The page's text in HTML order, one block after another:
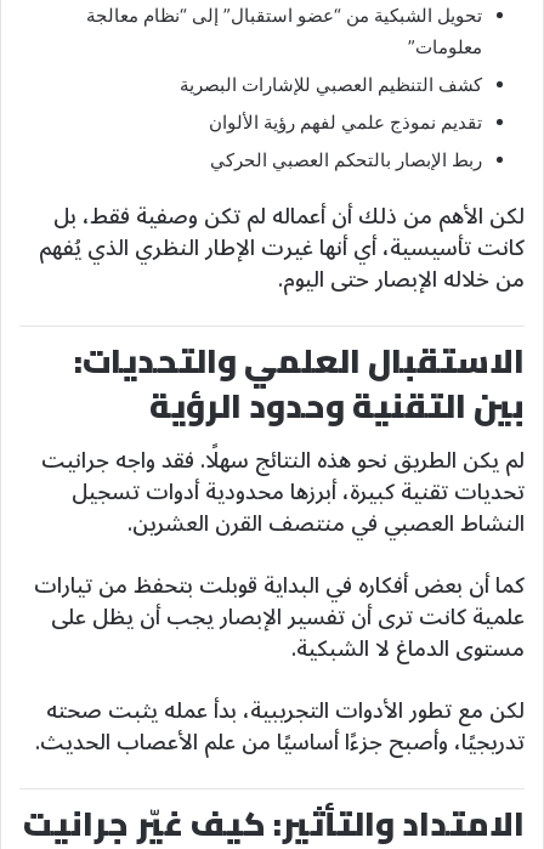
تحويل الشبكية من “عضو استقبال” إلى “نظام معالجة
معلومات”
كشف التنظيم العصبي للإشارات البصرية
تقديم نموذج علمي لفهم رؤية الألوان
ربط الإبصار بالتحكم العصبي الحركي
لكن الأهم من ذلك أن أعماله لم تكن وصفية فقط، بل
كانت تأسيسية، أي أنها غيرت الإطار النظري الذي يُفهم
من خلاله الإبصار حتى اليوم.
الاستقبال العلمي والتحديات:
بين التقنية وحدود الرؤية
لم يكن الطريق نحو هذه النتائج سهلًا. فقد واجه جرانيت
تحديات تقنية كبيرة، أبرزها محدودية أدوات تسجيل
النشاط العصبي في منتصف القرن العشرين.
كما أن بعض أفكاره في البداية قوبلت بتحفظ من تيارات
علمية كانت ترى أن تفسير الإبصار يجب أن يظل على
مستوى الدماغ لا الشبكية.
لكن مع تطور الأدوات التجريبية، بدأ عمله يثبت صحته
تدريجيًا، وأصبح جزءًا أساسيًا من علم الأعصاب الحديث.
الامتداد والتأثير: كيف غيّر جرانيت